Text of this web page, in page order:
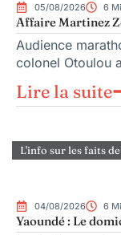
05/08/2026 6
Affaire Martinez
Audience
colonel Otoulou
Lire la suite
L'info sur les faits
04/08/2026 6
Yaoundé : Le